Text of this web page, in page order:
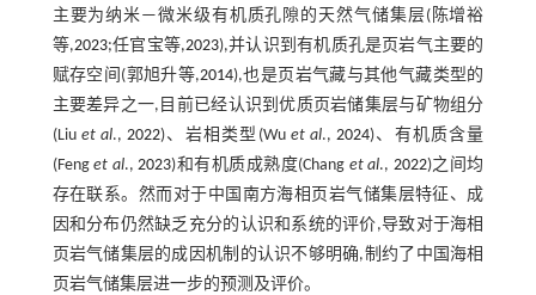
主要为纳米—微米级有机质孔隙的天然气储集层(陈增裕
等,2023;任官宝等,2023),并认识到有机质孔是页岩气主要的
赋存空间(郭旭升等,2014),也是页岩气藏与其他气藏类型的
主要差异之一,目前已经认识到优质页岩储集层与矿物组分
(Liu et al.,2022)、岩相类型(Wu et al.,2024)、有机质含量
(Fenget al.,2023)和有机质成熟度(Chang et al., 2022)之间均
存在联系。然而对于中国南方海相页岩气储集层特征、成
因和分布仍然缺乏充分的认识和系统的评价,导致对于海相
页岩气储集层的成因机制的认识不够明确,制约了中国海相
页岩气储集层进一步的预测及评价。